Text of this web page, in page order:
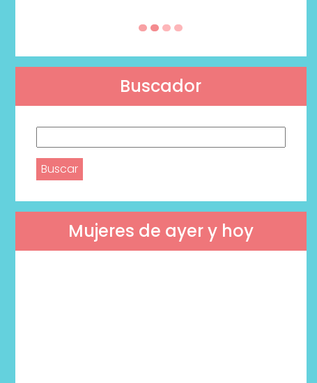
Buscador
Mujeres de ayer y hoy